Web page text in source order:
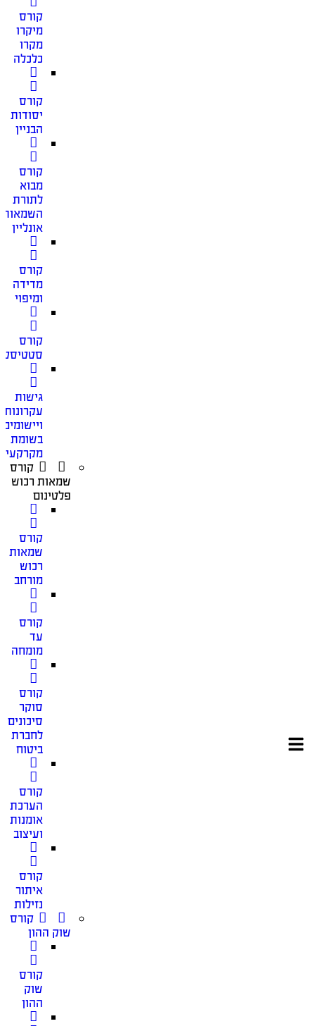
קורס
מיקרו
מקרו
כלכלה
קורס
יסודות
הבניין
קורס
מבוא
לתורת
השמאות
אונליין
קורס
מדידה
ומיפוי
קורס
גישות
עקרונות
ויישומים
בשומת
מקרקעין
קורס
שמאות רכוש
פלטינום
קורס
שמאות
רכוש
מורחב
קורס
עד
מומחה
קורס
סוקר
סיכונים
לחברת
ביטוח
קורס
הערכת
אומנות
ועיצוב
קורס
איתור
נזילות
קורס
שוק ההון
קורס
שוק
ההון